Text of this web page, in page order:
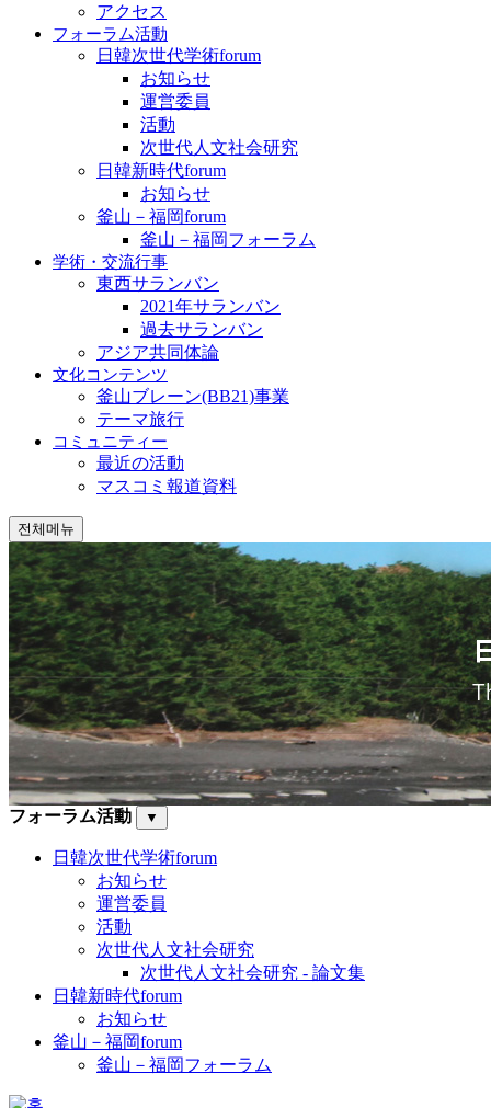
アクセス
フォーラム活動
日韓次世代学術forum
お知らせ
運営委員
活動
次世代人文社会研究
日韓新時代forum
お知らせ
釜山－福岡forum
釜山－福岡フォーラム
学術・交流行事
東西サランバン
2021年サランバン
過去サランバン
アジア共同体論
文化コンテンツ
釜山ブレーン(BB21)事業
テーマ旅行
コミュニティー
最近の活動
マスコミ報道資料
전체메뉴
フォーラム活動 ▼
日韓次世代学術forum
お知らせ
運営委員
活動
次世代人文社会研究
次世代人文社会研究 - 論文集
日韓新時代forum
お知らせ
釜山－福岡forum
釜山－福岡フォーラム